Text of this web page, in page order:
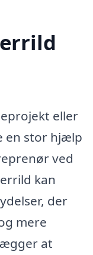
eller
en stor hjælp
ved
kan
der
mere
at